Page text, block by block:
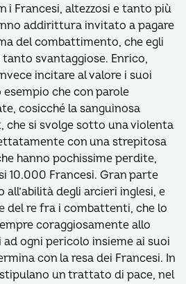
i Francesi, altezzosi e tanto più
addirittura invitato a pagare
del combattimento, che egli
svantaggiose. Enrico,
incitare al valore i suoi
che con parole
cosicché la sanguinosa
che si svolge sotto una violenta
con una strepitosa
hanno pochissime perdite,
10.000 Francesi. Gran parte
degli arcieri inglesi, e
del re fra i combattenti, che lo
coraggiosamente allo
ogni pericolo insieme ai suoi
con la resa dei Francesi. In
un trattato di pace, nel